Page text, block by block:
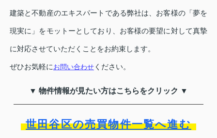
建築と不動産のエキスパートである弊社は、お客様の「夢を
現実に」をモットーとしており、お客様の要望に対して真摯
に対応させていただくことをお約束します。
ぜひお気軽にお問い合わせ ください。
▼ 物件情報が見たい方はこちらをクリック ▼
世田谷区の売買物件一覧へ進む